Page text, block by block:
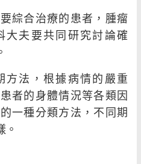
綜合治療的患者，腫瘤
大夫要共同研究討論確
方法，根據病情的嚴重
者的身體情況等各類因
一種分類方法，不同期